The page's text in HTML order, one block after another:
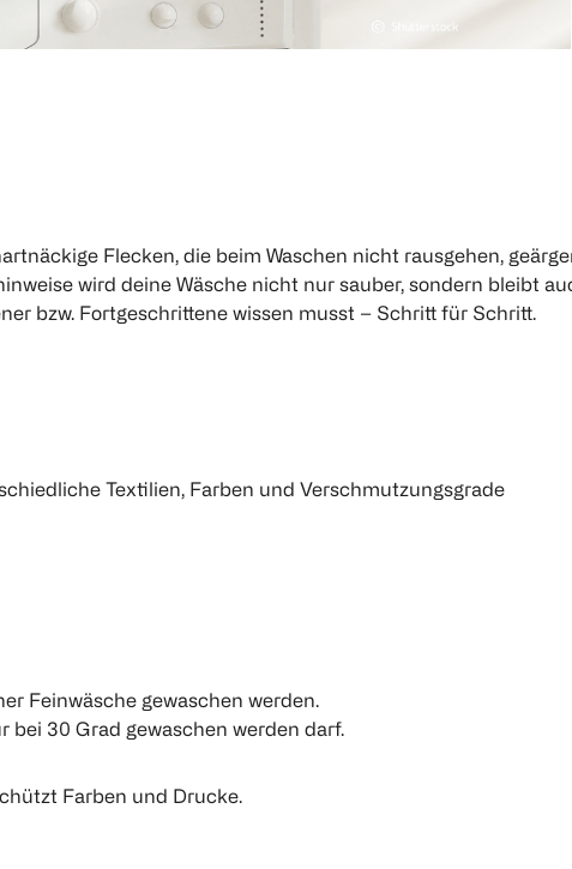
Flecken, die beim Waschen nicht rausgehen,
wird deine Wäsche nicht nur sauber, sondern bleibt
bzw. Fortgeschrittene wissen musst – Schritt für Schritt.
Textilien, Farben und Verschmutzungsgrade
Feinwäsche gewaschen werden.
30 Grad gewaschen werden darf.
Farben und Drucke.